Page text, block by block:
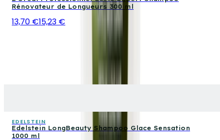
Rénovateur de Longueurs 300 ml
13,70 €15,23 €
EDELSTEIN
Edelstein LongBeauty Shampoo Glace Sensation
1000 ml